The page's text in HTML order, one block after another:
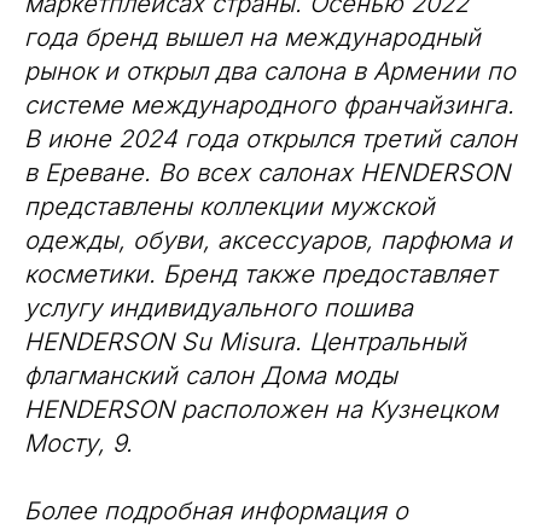
года бренд вышел на международный
рынок и открыл два салона в Армении по
системе международного франчайзинга.
В июне 2024 года открылся третий салон
в Ереване. Во всех салонах HENDERSON
представлены коллекции мужской
одежды, обуви, аксессуаров, парфюма и
косметики. Бренд также предоставляет
услугу индивидуального пошива
HENDERSON Su Misura. Центральный
флагманский салон Дома моды
HENDERSON расположен на Кузнецком
Мосту, 9.
Более подробная информация о